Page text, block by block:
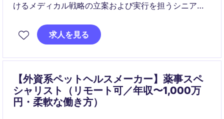
けるメディカル戦略の立案および実行を担うシニアポ
グローバルと連携しながら、日本市場に最適化したサ
イエンティフィックリーダーとして、開発から上市ま
求人を見る
【外資系ペットヘルスメーカー】薬事スペ
シャリスト（リモート可／年収〜1,000万
円・柔軟な働き方）